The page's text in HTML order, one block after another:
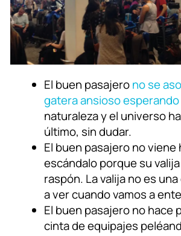
El buen pasajerono se
gatera ansioso
naturaleza y el universo
último, sin dudar.
El buen pasajero no viene
escándalo porque su
raspón. La valija no es
a ver cuando vamos a
El buen pasajero no hace
cinta de equipajes